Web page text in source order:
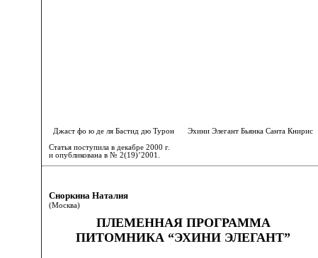
Джаст фо ю де ля Бастид дю Турон Эхини Элегант Бьянка Санта Книрис
Статья поступила в декабре 2000 г.
и опубликована в № 2(19)’2001.
Сноркина Наталия
(Москва)
ПЛЕМЕННАЯ ПРОГРАММА
ПИТОМНИКА “ЭХИНИ ЭЛЕГАНТ”